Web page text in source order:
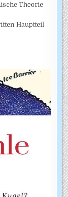
Theorie
Hauptteil